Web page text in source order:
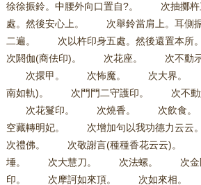
徐徐振鈴。中腰外向口置自?。 次抽擲杵
處。然後安心上。 次舉鈴當肩上。耳側振
二遍。 次以杵印身五處。然後還置
次閼伽(商佉印)。 次花座。 次不動
次擐甲。 次怖魔。 次大界。 次
南如軌)。 次門門二守護印。 次不
次花鬘印。 次燒香。 次飲食
空藏轉明妃。 次增加句以我功德力
次禮佛。 次敬謝言(種種香花云云)。
埵。 次大慧刀。 次法螺。 次金
印。 次摩訶如來頂。 次如來相